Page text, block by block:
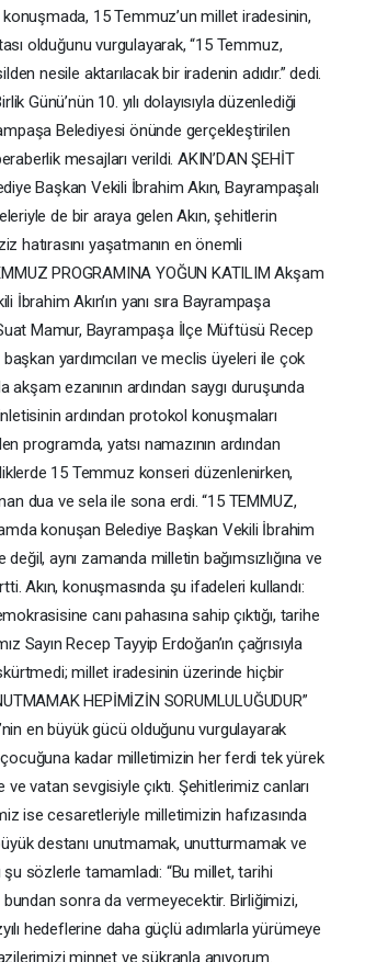
15 Temmuz’un millet iradesinin,
olduğunu vurgulayarak, “15 Temmuz,
nesile aktarılacak bir iradenin adıdır.” dedi.
10. yılı dolayısıyla düzenlediği
Belediyesi önünde gerçekleştirilen
mesajları verildi. AKIN’DAN ŞEHİT
Başkan Vekili İbrahim Akın, Bayrampaşalı
de bir araya gelen Akın, şehitlerin
hatırasını yaşatmanın en önemli
PROGRAMINA YOĞUN KATILIM Akşam
Akın’ın yanı sıra Bayrampaşa
Mamur, Bayrampaşa İlçe Müftüsü Recep
yardımcıları ve meclis üyeleri ile çok
ezanının ardından saygı duruşunda
ardından protokol konuşmaları
programda, yatsı namazının ardından
15 Temmuz konseri düzenlenirken,
dua ve sela ile sona erdi. “15 TEMMUZ,
konuşan Belediye Başkan Vekili İbrahim
aynı zamanda milletin bağımsızlığına ve
Akın, konuşmasında şu ifadeleri kullandı:
canı pahasına sahip çıktığı, tarihe
Sayın Recep Tayyip Erdoğan’ın çağrısıyla
millet iradesinin üzerinde hiçbir
HEPİMİZİN SORUMLULUĞUDUR”
en büyük gücü olduğunu vurgulayarak
çocuğuna kadar milletimizin her ferdi tek yürek
ve vatan sevgisiyle çıktı. Şehitlerimiz canları
ise cesaretleriyle milletimizin hafızasında
destanı unutmamak, unutturmamak ve
şu sözlerle tamamladı: “Bu millet, tarihi
sonra da vermeyecektir. Birliğimizi,
hedeflerine daha güçlü adımlarla yürümeye